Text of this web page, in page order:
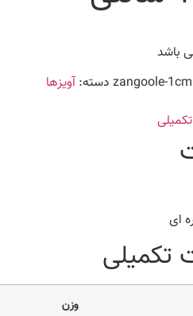
باشد
zangoole-1cm دسته:آویزها
ای
تکمیلی
وزن